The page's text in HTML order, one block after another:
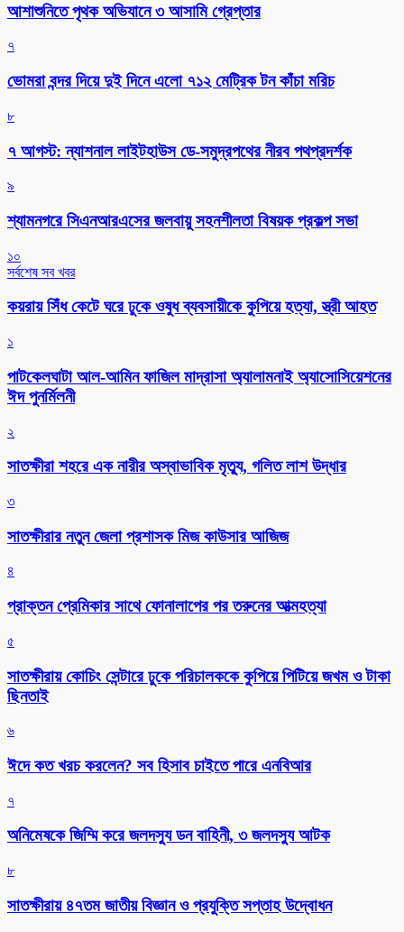
আশাশুনিতে পৃথক অভিযানে ৩ আসামি গ্রেপ্তার
৭
ভোমরা বন্দর দিয়ে দুই দিনে এলো ৭১২ মেট্রিক টন কাঁচা মরিচ
৮
৭ আগস্ট: ন্যাশনাল লাইটহাউস ডে-সমুদ্রপথের নীরব পথপ্রদর্শক
৯
শ্যামনগরে সিএনআরএসের জলবায়ু সহনশীলতা বিষয়ক প্রকল্প সভা
১০
সর্বশেষ সব খবর
কয়রায় সিঁধ কেটে ঘরে ঢুকে ওষুধ ব্যবসায়ীকে কুপিয়ে হত্যা, স্ত্রী আহত
১
পাটকেলঘাটা আল-আমিন ফাজিল মাদ্রাসা অ্যালামনাই অ্যাসোসিয়েশনের
ঈদ পুনর্মিলনী
২
সাতক্ষীরা শহরে এক নারীর অস্বাভাবিক মৃত্যু, গলিত লাশ উদ্ধার
৩
সাতক্ষীরার নতুন জেলা প্রশাসক মিজ কাউসার আজিজ
৪
প্রাক্তন প্রেমিকার সাথে ফোনালাপের পর তরুনের আত্মহত্যা
৫
সাতক্ষীরায় কোচিং সেন্টারে ঢুকে পরিচালককে কুপিয়ে পিটিয়ে জখম ও টাকা
ছিনতাই
৬
ঈদে কত খরচ করলেন? সব হিসাব চাইতে পারে এনবিআর
৭
অনিমেষকে জিম্মি করে জলদস্যু ডন বাহিনী, ৩ জলদস্যু আটক
৮
সাতক্ষীরায় ৪৭তম জাতীয় বিজ্ঞান ও প্রযুক্তি সপ্তাহ উদ্বোধন